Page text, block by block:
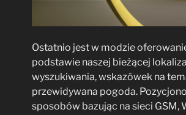
Ostatnio jest w modzie
podstawie naszej bieżącej
wyszukiwania, wskazówek na
przewidywana pogoda.
sposobów bazując na sieci GSM,